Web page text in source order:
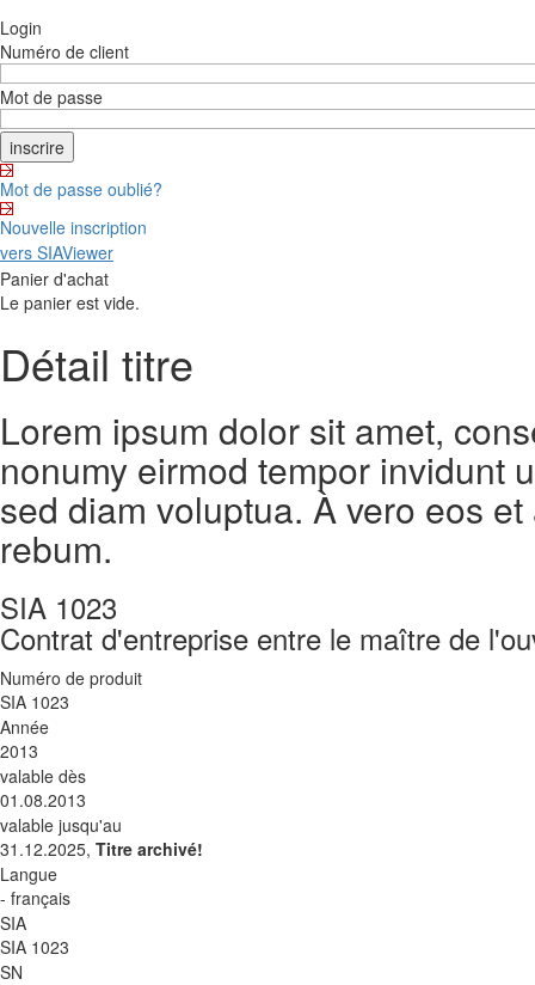
Login
Numéro de client
Mot de passe
Mot de passe oublié?
Nouvelle inscription
vers SIAViewer
Panier d'achat
Le panier est vide.
Détail titre
Lorem ipsum dolor sit amet,
nonumy eirmod tempor invidunt
sed diam voluptua. À vero eos
rebum.
SIA 1023
Contrat d'entreprise entre le maître de
Numéro de produit
SIA 1023
Année
2013
valable dès
01.08.2013
valable jusqu'au
31.12.2025, Titre archivé!
Langue
- français
SIA
SIA 1023
SN